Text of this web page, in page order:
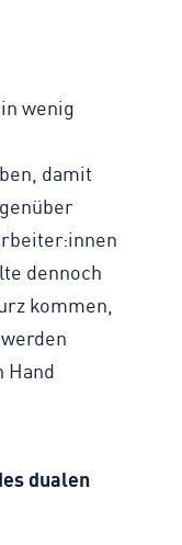
wenig
damit
dennoch
kommen,
Hand
dualen